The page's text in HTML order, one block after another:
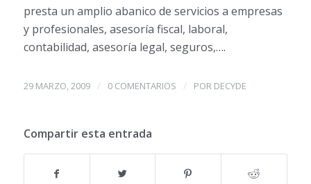
presta un amplio abanico de servicios a empresas
y profesionales, asesoría fiscal, laboral,
contabilidad, asesoría legal, seguros,….
29 MARZO, 2009 / 0 COMENTARIOS / POR DECYDE
Compartir esta entrada